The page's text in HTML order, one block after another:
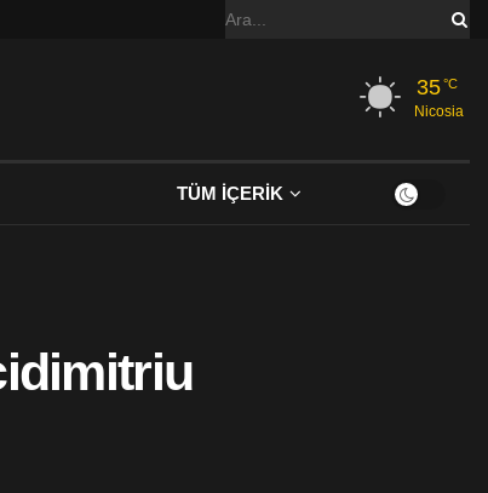
35°C
Nicosia
TÜM İÇERİK